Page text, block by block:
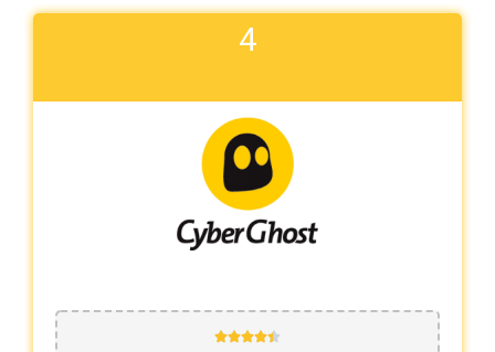
4
